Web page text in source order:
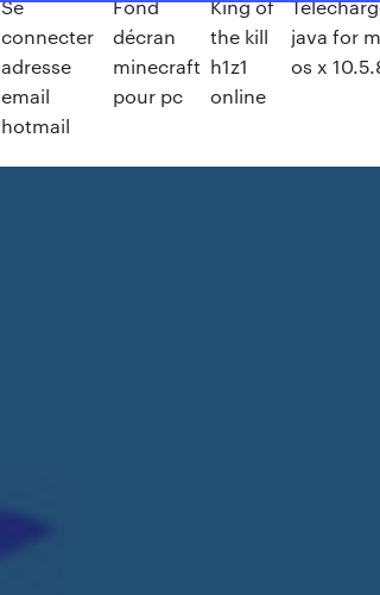
Se
connecter
adresse
email
hotmail
Fond
décran
minecraft
pour pc
King of
the kill
h1z1
online
java for
os x